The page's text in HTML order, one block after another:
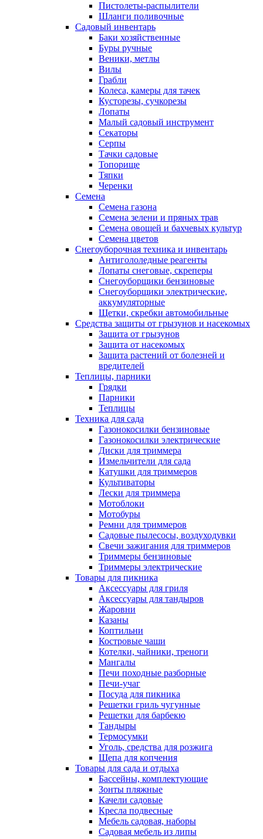
Пистолеты-распылители
Шланги поливочные
Садовый инвентарь
Баки хозяйственные
Буры ручные
Веники, метлы
Вилы
Грабли
Колеса, камеры для тачек
Кусторезы, сучкорезы
Лопаты
Малый садовый инструмент
Секаторы
Серпы
Тачки садовые
Топорище
Тяпки
Черенки
Семена
Семена газона
Семена зелени и пряных трав
Семена овощей и бахчевых культур
Семена цветов
Снегоуборочная техника и инвентарь
Антигололедные реагенты
Лопаты снеговые, скреперы
Снегоуборщики бензиновые
Снегоуборщики электрические,
аккумуляторные
Щетки, скребки автомобильные
Средства защиты от грызунов и насекомых
Защита от грызунов
Защита от насекомых
Защита растений от болезней и
вредителей
Теплицы, парники
Грядки
Парники
Теплицы
Техника для сада
Газонокосилки бензиновые
Газонокосилки электрические
Диски для триммера
Измельчители для сада
Катушки для триммеров
Культиваторы
Лески для триммера
Мотоблоки
Мотобуры
Ремни для триммеров
Садовые пылесосы, воздуходувки
Свечи зажигания для триммеров
Триммеры бензиновые
Триммеры электрические
Товары для пикника
Аксессуары для гриля
Аксессуары для тандыров
Жаровни
Казаны
Коптильни
Костровые чаши
Котелки, чайники, треноги
Мангалы
Печи походные разборные
Печи-учаг
Посуда для пикника
Решетки гриль чугунные
Решетки для барбекю
Тандыры
Термосумки
Уголь, средства для розжига
Щепа для копчения
Товары для сада и отдыха
Бассейны, комплектующие
Зонты пляжные
Качели садовые
Кресла подвесные
Мебель садовая, наборы
Садовая мебель из липы